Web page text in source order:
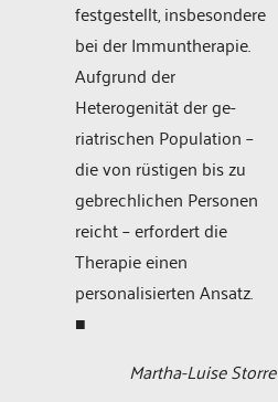
festgestellt, insbesondere
bei der Immuntherapie.
Aufgrund der
Heterogenität der ge­
riatrischen Population –
die von rüstigen bis zu
gebrechlichen Personen
reicht – erfordert die
Therapie einen
personalisierten Ansatz.
■
Martha-Luise Storre